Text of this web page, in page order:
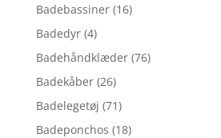
Badebassiner (16)
Badedyr (4)
Badehåndklæder (76)
Badekåber (26)
Badelegetøj (71)
Badeponchos (18)